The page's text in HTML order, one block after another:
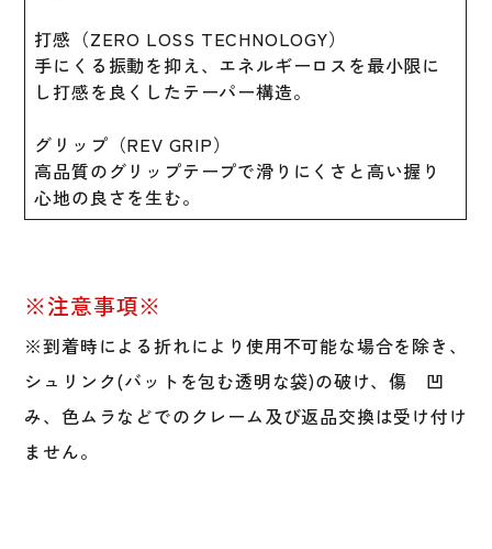
打感（ZERO LOSS TECHNOLOGY）
手にくる振動を抑え、エネルギーロスを最小限に
し打感を良くしたテーパー構造。
グリップ（REV GRIP）
高品質のグリップテープで滑りにくさと高い握り
心地の良さを生む。
※注意事項※
※到着時による折れにより使用不可能な場合を除き、
シュリンク(バットを包む透明な袋)の破け、傷 凹
み、色ムラなどでのクレーム及び返品交換は受け付け
ません。